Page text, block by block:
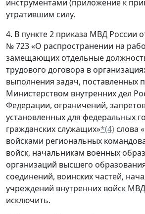
инструментами (приложение к
утратившим силу.
4. В пункте 2 приказа МВД России
№ 723 «О распространении на
замещающих отдельные
трудового договора в
выполнения задач, поставленных
Министерством внутренних дел
Федерации, ограничений,
установленных для федеральных
гражданских служащих»*(4) слова
войсками региональных
войск, начальникам военных
организаций высшего
соединений, воинских частей,
учреждений внутренних войск
исключить.